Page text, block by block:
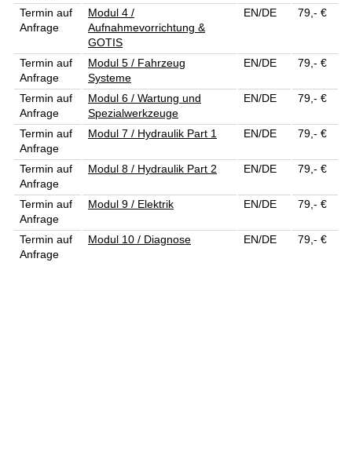
Termin auf
Anfrage
Modul 4 /
Aufnahmevorrichtung &
GOTIS
EN/DE 79,- €
Termin auf
Anfrage
Modul 5 / Fahrzeug
Systeme
EN/DE 79,- €
Termin auf
Anfrage
Modul 6 / Wartung und
Spezialwerkzeuge
EN/DE 79,- €
Termin auf
Anfrage
Modul 7 / Hydraulik Part 1 EN/DE 79,- €
Termin auf
Anfrage
Modul 8 / Hydraulik Part 2 EN/DE 79,- €
Termin auf
Anfrage
Modul 9 / Elektrik EN/DE 79,- €
Termin auf
Anfrage
Modul 10 / Diagnose EN/DE 79,- €